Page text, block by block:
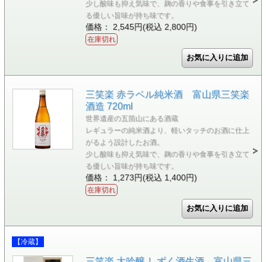
少し酸味も抑え気味で、麹の香りや食事を引き立て
る優しい旨味が持ち味です。
価格： 2,545円(税込 2,800円)
在庫切れ
三笑楽 赤ラベル純米酒 富山県三笑楽
酒造 720ml
世界遺産の五箇山にある酒蔵
レギュラーの純米酒より、軽いタッチのお酒に仕上
がるよう設計したお酒。
少し酸味も抑え気味で、麹の香りや食事を引き立て
る優しい旨味が持ち味です。
価格： 1,273円(税込 1,400円)
在庫切れ
【冷蔵】